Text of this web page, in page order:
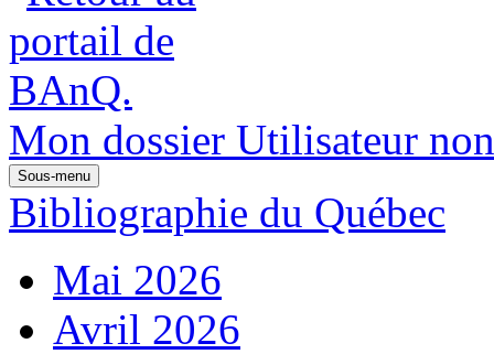
Mon dossier Utilisateur
Sous-menu
Bibliographie du Québec
Mai 2026
Avril 2026